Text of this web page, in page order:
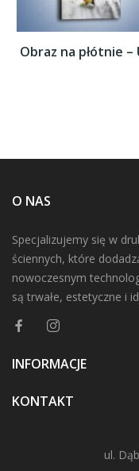
O NAS
Specjalizujemy się w
ściennych, które
nowoczesnym
są trwałe, estetyczne i
INFORMACJE
KONTAKT
ul.